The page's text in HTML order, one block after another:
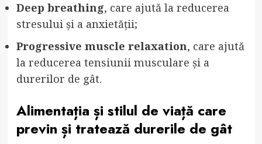
Deep breathing, care ajută la reducerea
stresului și a anxietății;
Progressive muscle relaxation, care ajută
la reducerea tensiunii musculare și a
durerilor de gât.
Alimentația și stilul de viață care
previn și tratează durerile de gât